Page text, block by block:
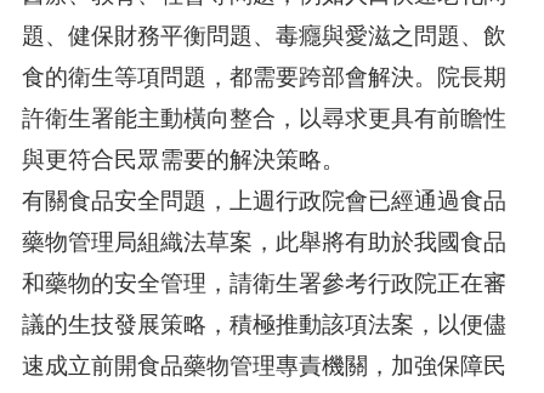
題、健保財務平衡問題、毒癮與愛滋之問題、飲
食的衛生等項問題，都需要跨部會解決。院長期
許衛生署能主動橫向整合，以尋求更具有前瞻性
與更符合民眾需要的解決策略。
有關食品安全問題，上週行政院會已經通過食品
藥物管理局組織法草案，此舉將有助於我國食品
和藥物的安全管理，請衛生署參考行政院正在審
議的生技發展策略，積極推動該項法案，以便儘
速成立前開食品藥物管理專責機關，加強保障民